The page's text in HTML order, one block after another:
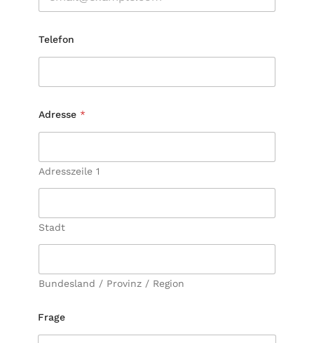
Telefon
Adresse *
Adresszeile 1
Stadt
Bundesland / Provinz / Region
Frage